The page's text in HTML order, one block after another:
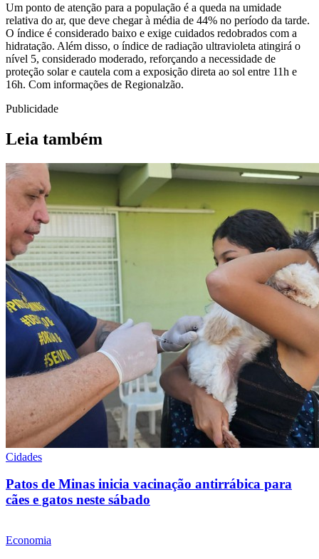
Um ponto de atenção para a população é a queda na umidade
relativa do ar, que deve chegar à média de 44% no período da tarde.
O índice é considerado baixo e exige cuidados redobrados com a
hidratação. Além disso, o índice de radiação ultravioleta atingirá o
nível 5, considerado moderado, reforçando a necessidade de
proteção solar e cautela com a exposição direta ao sol entre 11h e
16h. Com informações de Regionalzão.
Publicidade
Leia também
Cidades
Patos de Minas inicia vacinação antirrábica para
cães e gatos neste sábado
Economia